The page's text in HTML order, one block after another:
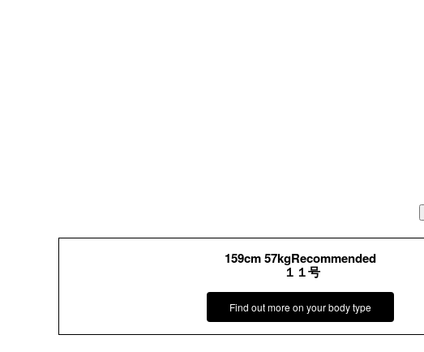
159cm 57kgRecommended
１１号
Find out more on your body type